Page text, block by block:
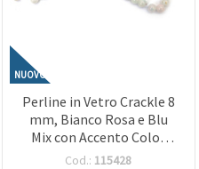
NUOVO
Perline in Vetro Crackle 8
mm, Bianco Rosa e Blu
Mix con Accento Color
Oro, Foro 1 mm, ~105 pz
Cod.: 115428